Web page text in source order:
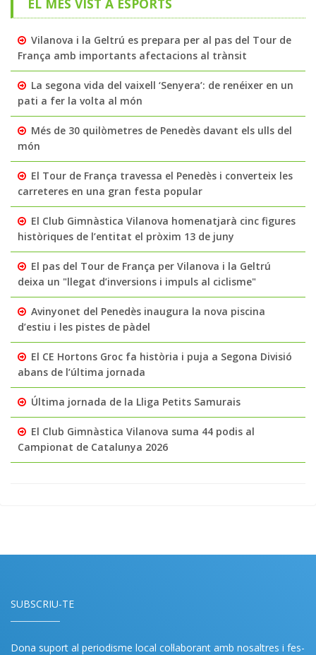
Vilanova i la Geltrú es prepara per al pas del Tour de
França amb importants afectacions al trànsit
La segona vida del vaixell ‘Senyera’: de renéixer en un
pati a fer la volta al món
Més de 30 quilòmetres de Penedès davant els ulls del
món
El Tour de França travessa el Penedès i converteix les
carreteres en una gran festa popular
El Club Gimnàstica Vilanova homenatjarà cinc figures
històriques de l’entitat el pròxim 13 de juny
El pas del Tour de França per Vilanova i la Geltrú
deixa un "llegat d’inversions i impuls al ciclisme"
Avinyonet del Penedès inaugura la nova piscina
d’estiu i les pistes de pàdel
El CE Hortons Groc fa història i puja a Segona Divisió
abans de l’última jornada
Última jornada de la Lliga Petits Samurais
El Club Gimnàstica Vilanova suma 44 podis al
Campionat de Catalunya 2026
SUBSCRIU-TE
Dona suport al periodisme local col·laborant amb nosaltres i fes-